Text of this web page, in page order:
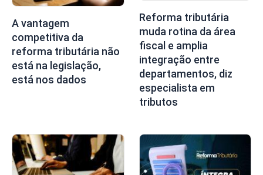
A vantagem
competitiva da
reforma tributária não
está na legislação,
está nos dados
Reforma tributária
muda rotina da área
fiscal e amplia
integração entre
departamentos, diz
especialista em
tributos